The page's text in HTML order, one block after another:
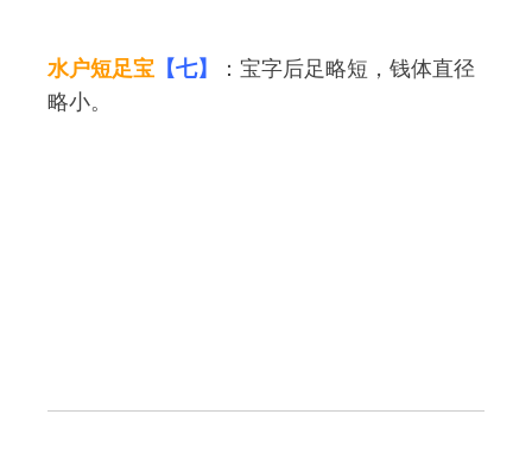
水户短足宝 【七】
：宝字后足略短，钱体直径
略小。